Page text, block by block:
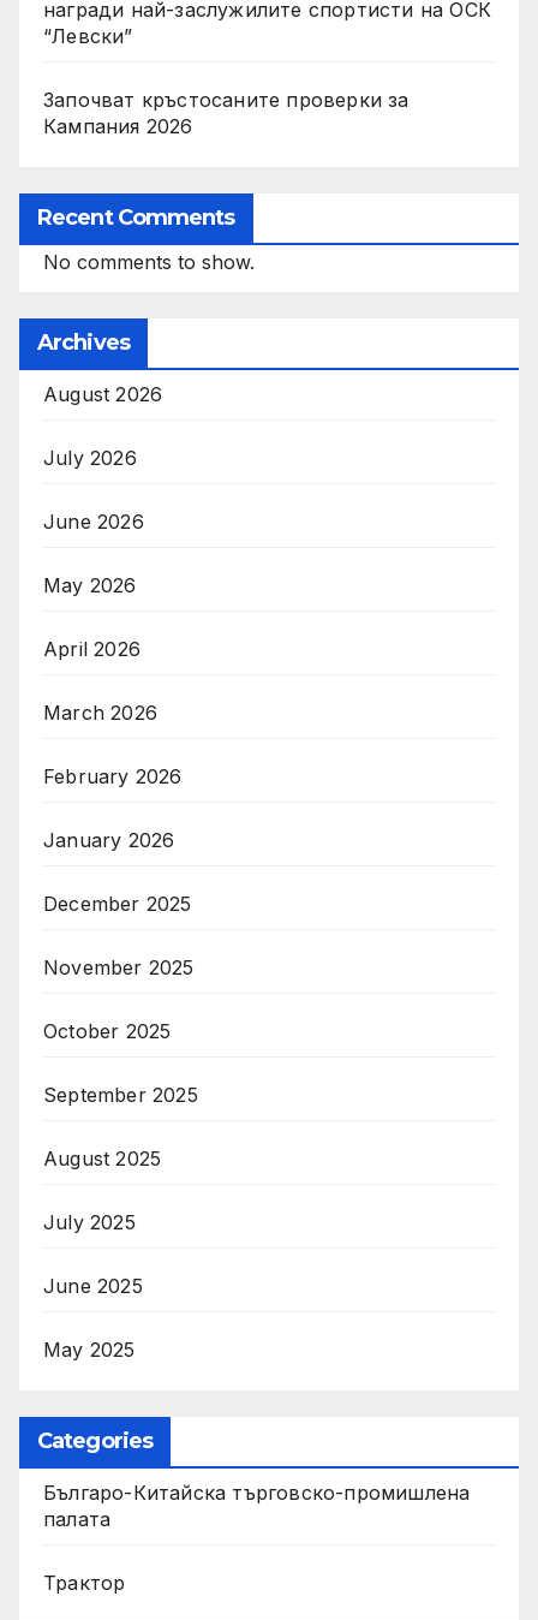
награди най-заслужилите спортисти на ОСК
“Левски”
Започват кръстосаните проверки за
Кампания 2026
Recent Comments
No comments to show.
Archives
August 2026
July 2026
June 2026
May 2026
April 2026
March 2026
February 2026
January 2026
December 2025
November 2025
October 2025
September 2025
August 2025
July 2025
June 2025
May 2025
Categories
Българо-Китайска търговско-промишлена
палата
Трактор